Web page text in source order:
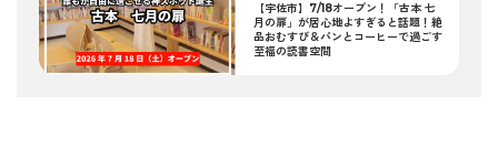
【宇佐市】7/18オープン！「古本 七
月の扉」が居心地よすぎると話題！絶
品おむすび＆パンとコーヒーで過ごす
至福の読書空間